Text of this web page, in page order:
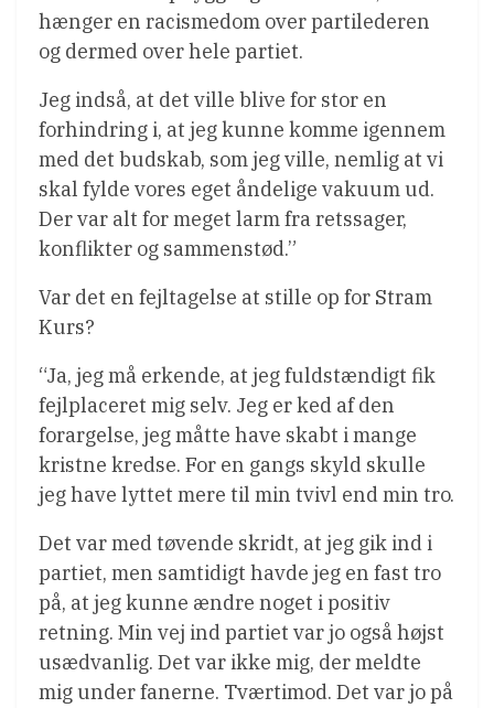
hænger en racismedom over partilederen
og dermed over hele partiet.
Jeg indså, at det ville blive for stor en
forhindring i, at jeg kunne komme igennem
med det budskab, som jeg ville, nemlig at vi
skal fylde vores eget åndelige vakuum ud.
Der var alt for meget larm fra retssager,
konflikter og sammenstød.”
Var det en fejltagelse at stille op for Stram
Kurs?
“Ja, jeg må erkende, at jeg fuldstændigt fik
fejlplaceret mig selv. Jeg er ked af den
forargelse, jeg måtte have skabt i mange
kristne kredse. For en gangs skyld skulle
jeg have lyttet mere til min tvivl end min tro.
Det var med tøvende skridt, at jeg gik ind i
partiet, men samtidigt havde jeg en fast tro
på, at jeg kunne ændre noget i positiv
retning. Min vej ind partiet var jo også højst
usædvanlig. Det var ikke mig, der meldte
mig under fanerne. Tværtimod. Det var jo på